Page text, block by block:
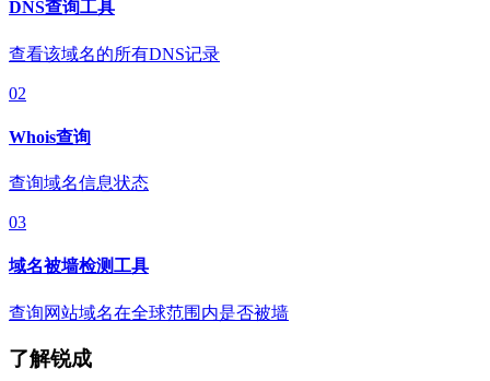
DNS查询工具
查看该域名的所有DNS记录
02
Whois查询
查询域名信息状态
03
域名被墙检测工具
查询网站域名在全球范围内是否被墙
了解锐成